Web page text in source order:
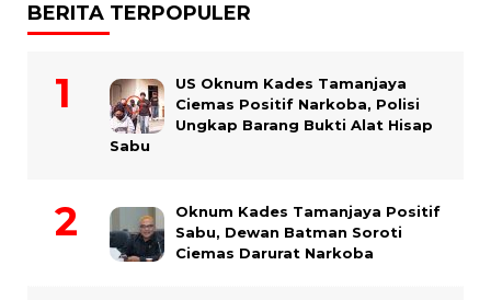
BERITA TERPOPULER
US Oknum Kades Tamanjaya
Ciemas Positif Narkoba, Polisi
Ungkap Barang Bukti Alat Hisap
Sabu
Oknum Kades Tamanjaya Positif
Sabu, Dewan Batman Soroti
Ciemas Darurat Narkoba